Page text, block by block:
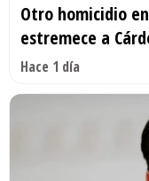
Otro homicidio
estremece a
Hace 1 día